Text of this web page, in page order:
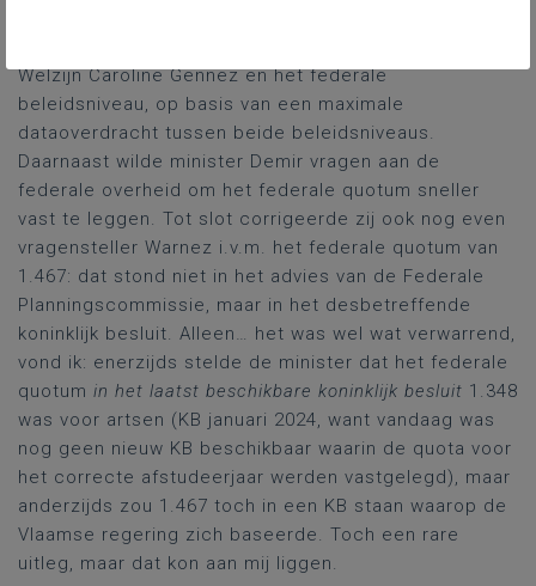
Welzijn Caroline Gennez en het federale
beleidsniveau, op basis van een maximale
dataoverdracht tussen beide beleidsniveaus.
Daarnaast wilde minister Demir vragen aan de
federale overheid om het federale quotum sneller
vast te leggen. Tot slot corrigeerde zij ook nog even
vragensteller Warnez i.v.m. het federale quotum van
1.467: dat stond niet in het advies van de Federale
Planningscommissie, maar in het desbetreffende
koninklijk besluit. Alleen… het was wel wat verwarrend,
vond ik: enerzijds stelde de minister dat het federale
quotum in het laatst beschikbare koninklijk besluit 1.348
was voor artsen (KB januari 2024, want vandaag was
nog geen nieuw KB beschikbaar waarin de quota voor
het correcte afstudeerjaar werden vastgelegd), maar
anderzijds zou 1.467 toch in een KB staan waarop de
Vlaamse regering zich baseerde. Toch een rare
uitleg, maar dat kon aan mij liggen.